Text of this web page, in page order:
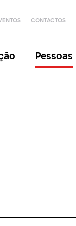
CONTACTOS
Pessoas